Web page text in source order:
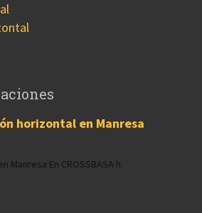
horizontal en Manresa
Manresa En CROSSBASA h